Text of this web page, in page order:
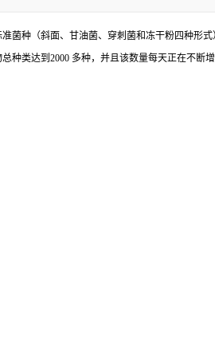
菌种（斜面、甘油菌、穿刺菌和冻干粉四种
类达到2000 多种，并且该数量每天正在不断